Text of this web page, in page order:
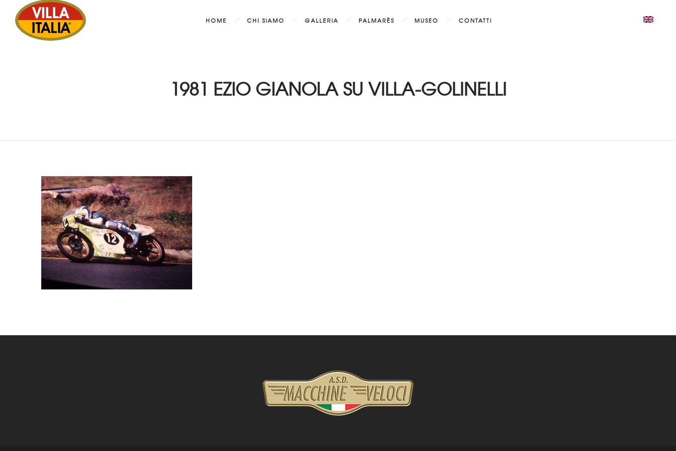
HOME CHI SIAMO GALLERIA PALMARÈS MUSEO CONTATTI
1981 EZIO GIANOLA SU VILLA-GOLINELLI